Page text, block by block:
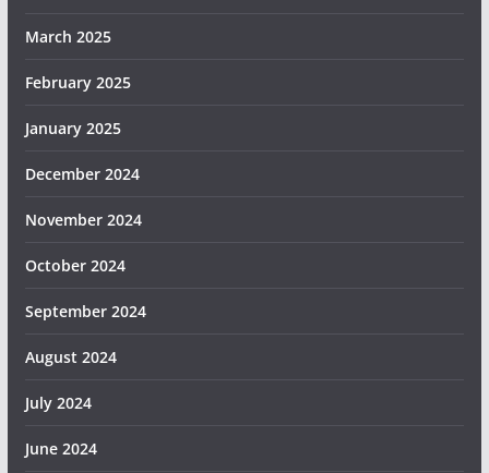
March 2025
February 2025
January 2025
December 2024
November 2024
October 2024
September 2024
August 2024
July 2024
June 2024